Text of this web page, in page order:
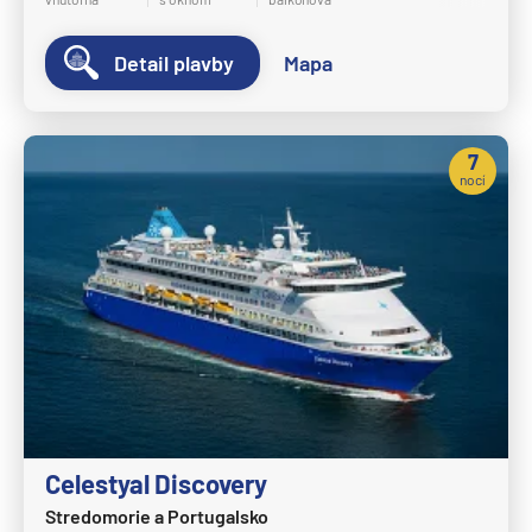
Crystal Cruises
Crystal Serenity
Crystal Symphony
Queen Elizabeth
Queen Mary 2
Queen Victoria
Disney Cruise Line
Disney Adventure
Disney Destiny
Disney Dream
Disney Fantasy
Detail plavby Mapa
Celestyal Discovery
Stredomorie a Portugalsko
7
nocí